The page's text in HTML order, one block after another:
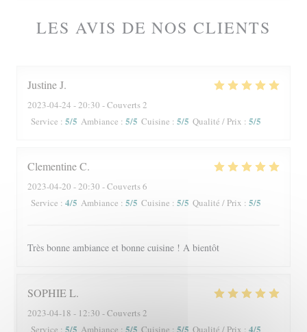
LES AVIS DE NOS CLIENTS
JustineJ
2023-04-24 - 20:30 - Couverts 2
Service : 5/5 Ambiance : 5/5 Cuisine : 5/5 Qualité / Prix : 5/5
ClementineC
2023-04-20 - 20:30 - Couverts 6
Service : 4/5 Ambiance : 5/5 Cuisine : 5/5 Qualité / Prix : 5/5
Très bonne ambiance et bonne cuisine ! A bientôt
SOPHIEL
2023-04-18 - 12:30 - Couverts 2
Service : 5/5 Ambiance : 5/5 Cuisine : 5/5 Qualité / Prix : 4/5